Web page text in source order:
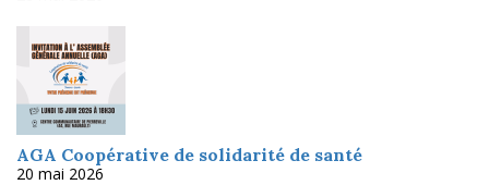
AGA Coopérative de solidarité de santé
20 mai 2026